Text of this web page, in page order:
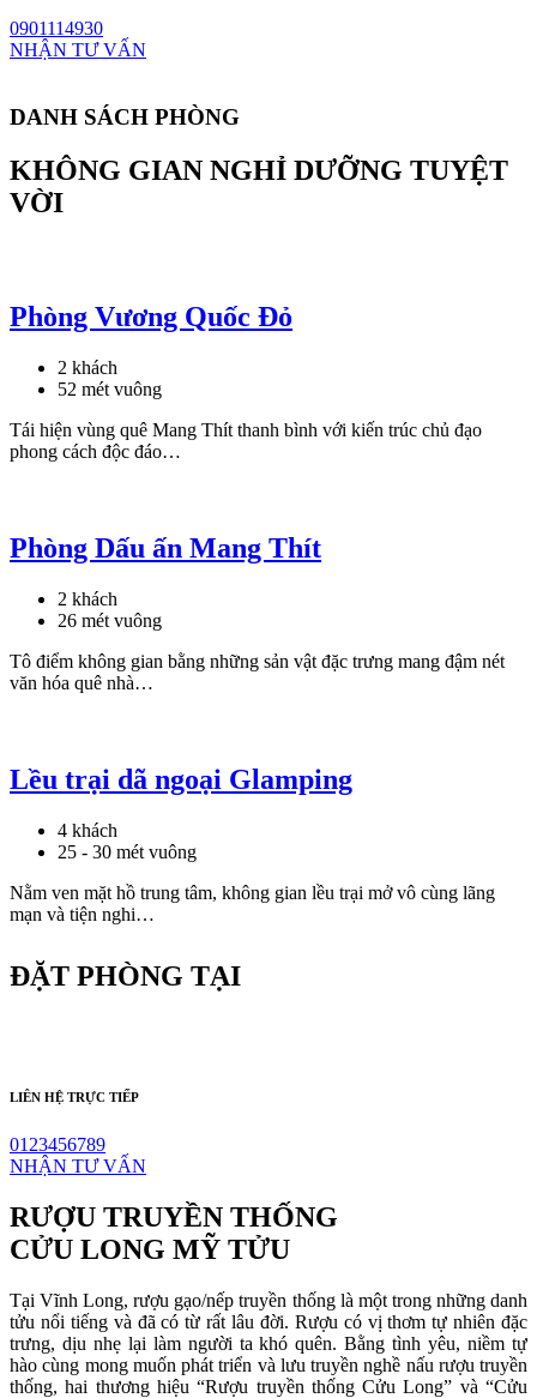
0901114930
NHẬN TƯ VẤN
DANH SÁCH PHÒNG
KHÔNG GIAN NGHỈ DƯỠNG TUYỆT
VỜI
Phòng Vương Quốc Đỏ
2 khách
52 mét vuông
Tái hiện vùng quê Mang Thít thanh bình với kiến trúc chủ đạo
phong cách độc đáo…
Phòng Dấu ấn Mang Thít
2 khách
26 mét vuông
Tô điểm không gian bằng những sản vật đặc trưng mang đậm nét
văn hóa quê nhà…
Lều trại dã ngoại Glamping
4 khách
25 - 30 mét vuông
Nằm ven mặt hồ trung tâm, không gian lều trại mở vô cùng lãng
mạn và tiện nghi…
ĐẶT PHÒNG TẠI
LIÊN HỆ TRỰC TIẾP
0123456789
NHẬN TƯ VẤN
RƯỢU TRUYỀN THỐNG
CỬU LONG MỸ TỬU
Tại Vĩnh Long, rượu gạo/nếp truyền thống là một trong những danh
tửu nổi tiếng và đã có từ rất lâu đời. Rượu có vị thơm tự nhiên đặc
trưng, dịu nhẹ lại làm người ta khó quên. Bằng tình yêu, niềm tự
hào cùng mong muốn phát triển và lưu truyền nghề nấu rượu truyền
thống, hai thương hiệu “Rượu truyền thống Cửu Long” và “Cửu